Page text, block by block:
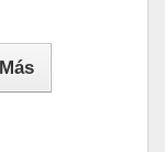
Más